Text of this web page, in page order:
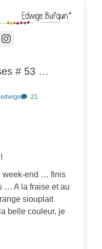
Bufquin
Instagram
# 53 …
edwige
21
week-end … finis
… A la fraise et au
siouplait
belle couleur, je